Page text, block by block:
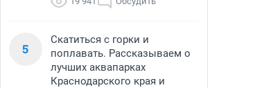
5
Скатиться с горки и
поплавать. Рассказываем о
лучших аквапарках
Краснодарского края и